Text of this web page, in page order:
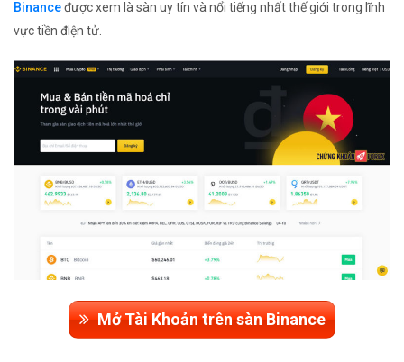
Binanceđược xem là sàn uy tín và nổi tiếng nhất thế giới trong lĩnh
vực tiền điện tử.
Mở Tài Khoản trên sàn Binance